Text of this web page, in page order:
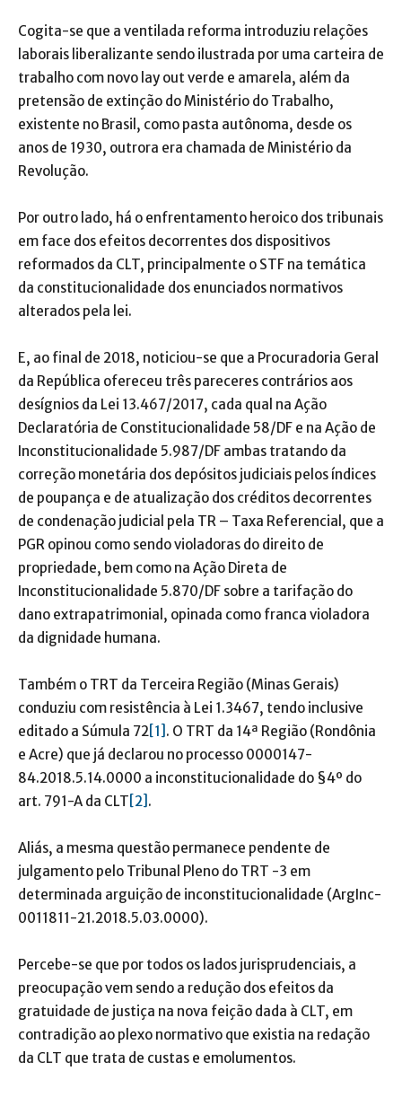
Cogita-se que a ventilada reforma introduziu relações
laborais liberalizante sendo ilustrada por uma carteira de
trabalho com novo lay out verde e amarela, além da
pretensão de extinção do Ministério do Trabalho,
existente no Brasil, como pasta autônoma, desde os
anos de 1930, outrora era chamada de Ministério da
Revolução.
Por outro lado, há o enfrentamento heroico dos tribunais
em face dos efeitos decorrentes dos dispositivos
reformados da CLT, principalmente o STF na temática
da constitucionalidade dos enunciados normativos
alterados pela lei.
E, ao final de 2018, noticiou-se que a Procuradoria Geral
da República ofereceu três pareceres contrários aos
desígnios da Lei 13.467/2017, cada qual na Ação
Declaratória de Constitucionalidade 58/DF e na Ação de
Inconstitucionalidade 5.987/DF ambas tratando da
correção monetária dos depósitos judiciais pelos índices
de poupança e de atualização dos créditos decorrentes
de condenação judicial pela TR – Taxa Referencial, que a
PGR opinou como sendo violadoras do direito de
propriedade, bem como na Ação Direta de
Inconstitucionalidade 5.870/DF sobre a tarifação do
dano extrapatrimonial, opinada como franca violadora
da dignidade humana.
Também o TRT da Terceira Região (Minas Gerais)
conduziu com resistência à Lei 1.3467, tendo inclusive
editado a Súmula 72[1] . O TRT da 14ª Região (Rondônia
e Acre) que já declarou no processo 0000147-
84.2018.5.14.0000 a inconstitucionalidade do §4º do
art. 791-A da CLT [2] .
Aliás, a mesma questão permanece pendente de
julgamento pelo Tribunal Pleno do TRT -3 em
determinada arguição de inconstitucionalidade (ArgInc-
0011811-21.2018.5.03.0000).
Percebe-se que por todos os lados jurisprudenciais, a
preocupação vem sendo a redução dos efeitos da
gratuidade de justiça na nova feição dada à CLT, em
contradição ao plexo normativo que existia na redação
da CLT que trata de custas e emolumentos.